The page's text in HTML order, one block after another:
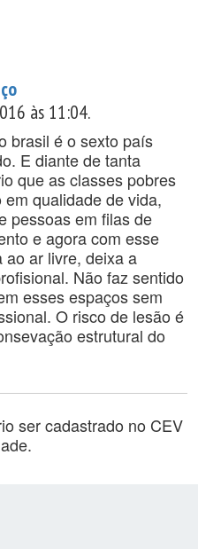
às 11:04.
brasil é o sexto país
E diante de tanta
que as classes pobres
qualidade de vida,
pessoas em filas de
e agora com esse
ao ar livre, deixa a
Não faz sentido
esses espaços sem
O risco de lesão é
estrutural do
ser cadastrado no CEV